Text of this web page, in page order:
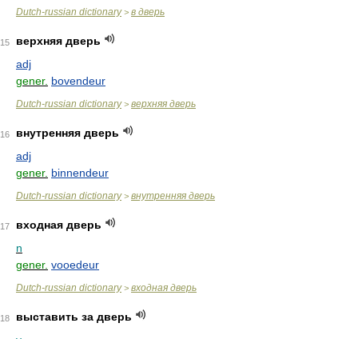
Dutch-russian dictionary> в дверь
15
верхняя дверь
adj
gener. bovendeur
Dutch-russian dictionary> верхняя дверь
16
внутренняя дверь
adj
gener. binnendeur
Dutch-russian dictionary> внутренняя дверь
17
входная дверь
n
gener. vooedeur
Dutch-russian dictionary> входная дверь
18
выставить за дверь